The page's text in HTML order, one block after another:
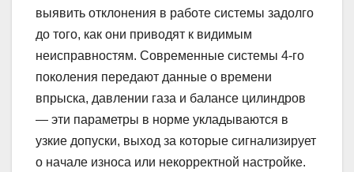
выявить отклонения в работе системы задолго
до того, как они приводят к видимым
неисправностям. Современные системы 4-го
поколения передают данные о времени
впрыска, давлении газа и балансе цилиндров
— эти параметры в норме укладываются в
узкие допуски, выход за которые сигнализирует
о начале износа или некорректной настройке.